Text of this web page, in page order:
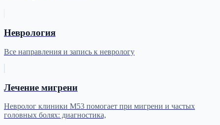
Неврология
Все направления и запись к неврологу
Лечение мигрени
Невролог клиники М53 помогает при мигрени и частых
головных болях: диагностика,